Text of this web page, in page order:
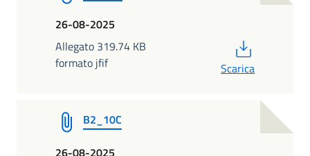
26-08-2025
Allegato 319.74 KB
formato jfif
Scarica
B2_10C
26-08-2025